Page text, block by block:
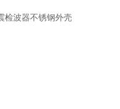
检波器不锈钢外壳